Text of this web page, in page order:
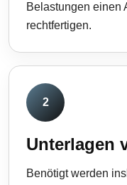
Belastungen einen
rechtfertigen.
2
Unterlagen
Benötigt werden